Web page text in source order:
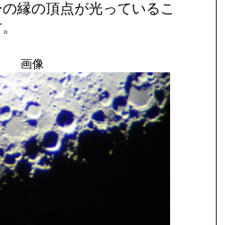
縁の頂点が光っているこ
画像